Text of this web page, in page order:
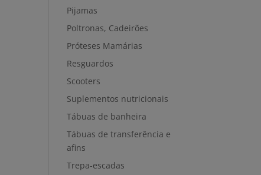
Pijamas
Poltronas, Cadeirões
Próteses Mamárias
Resguardos
Scooters
Suplementos nutricionais
Tábuas de banheira
Tábuas de transferência e
afins
Trepa-escadas